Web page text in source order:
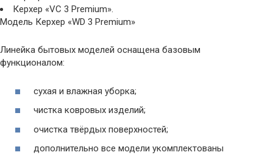
Керхер «VC 3 Premium».
Модель Керхер «WD 3 Premium»
Линейка бытовых моделей оснащена базовым
функционалом:
сухая и влажная уборка;
чистка ковровых изделий;
очистка твёрдых поверхностей;
дополнительно все модели укомплектованы